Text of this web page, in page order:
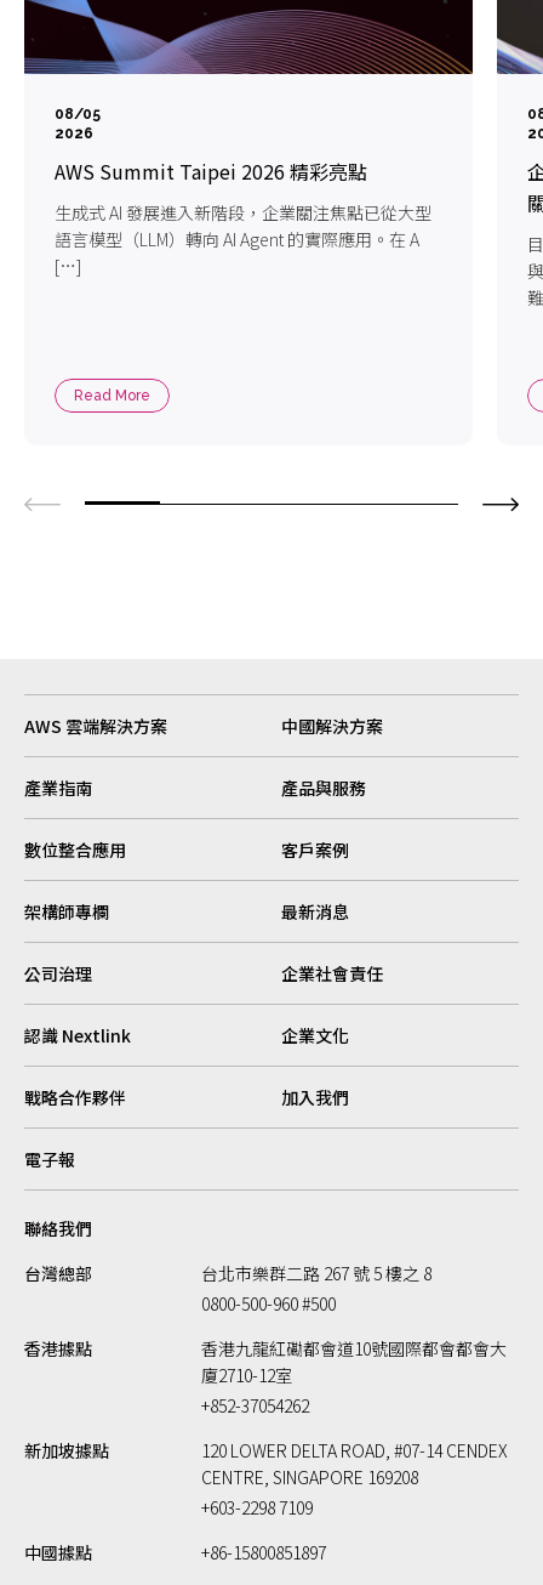
08/05
2026
AWS Summit Taipei 2026 精彩亮點
生成式 AI 發展進入新階段，企業關注焦點已從大型
語言模型（LLM）轉向 AI Agent 的實際應用。在 A
[…]
Read More
AWS 雲端解決方案 中國解決方案
產業指南 產品與服務
數位整合應用 客戶案例
架構師專欄 最新消息
公司治理 企業社會責任
認識 Nextlink 企業文化
戰略合作夥伴 加入我們
電子報
聯絡我們
台灣總部
台北市樂群二路 267 號 5 樓之 8
0800-500-960 #500
香港據點
香港九龍紅磡都會道10號國際都會都會大
廈2710-12室
+852-37054262
新加坡據點
120 LOWER DELTA ROAD, #07-14 CENDEX
CENTRE, SINGAPORE 169208
+603-2298 7109
中國據點
+86-15800851897